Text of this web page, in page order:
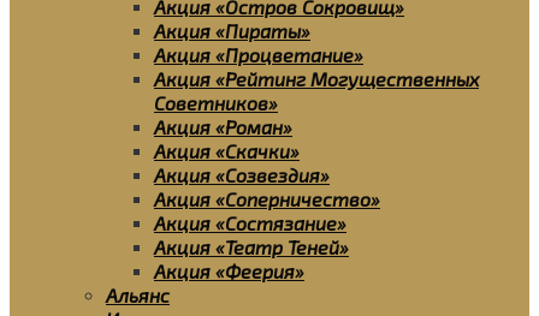
Акция «Остров Сокровищ»
Акция «Пираты»
Акция «Процветание»
Акция «Рейтинг Могущественных
Советников»
Акция «Роман»
Акция «Скачки»
Акция «Созвездия»
Акция «Соперничество»
Акция «Состязание»
Акция «Театр Теней»
Акция «Феерия»
Альянс